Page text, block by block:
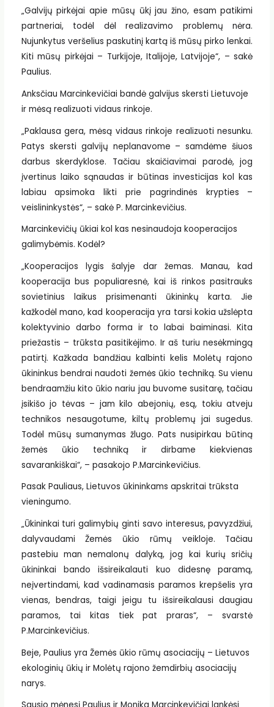
„Galvijų pirkėjai apie mūsų ūkį jau žino, esam patikimi
partneriai, todėl dėl realizavimo problemų nėra.
Nujunkytus veršelius paskutinį kartą iš mūsų pirko lenkai.
Kiti mūsų pirkėjai – Turkijoje, Italijoje, Latvijoje“, – sakė
Paulius.
Anksčiau Marcinkevičiai bandė galvijus skersti Lietuvoje
ir mėsą realizuoti vidaus rinkoje.
„Paklausa gera, mėsą vidaus rinkoje realizuoti nesunku.
Patys skersti galvijų neplanavome – samdėme šiuos
darbus skerdyklose. Tačiau skaičiavimai parodė, jog
įvertinus laiko sąnaudas ir būtinas investicijas kol kas
labiau apsimoka likti prie pagrindinės krypties –
veislininkystės“, – sakė P. Marcinkevičius.
Marcinkevičių ūkiai kol kas nesinaudoja kooperacijos
galimybėmis. Kodėl?
„Kooperacijos lygis šalyje dar žemas. Manau, kad
kooperacija bus populiaresnė, kai iš rinkos pasitrauks
sovietinius laikus prisimenanti ūkininkų karta. Jie
kažkodėl mano, kad kooperacija yra tarsi kokia užslėpta
kolektyvinio darbo forma ir to labai baiminasi. Kita
priežastis – trūksta pasitikėjimo. Ir aš turiu nesėkmingą
patirtį. Kažkada bandžiau kalbinti kelis Molėtų rajono
ūkininkus bendrai naudoti žemės ūkio techniką. Su vienu
bendraamžiu kito ūkio nariu jau buvome susitarę, tačiau
įsikišo jo tėvas – jam kilo abejonių, esą, tokiu atveju
technikos nesaugotume, kiltų problemų jai sugedus.
Todėl mūsų sumanymas žlugo. Pats nusipirkau būtiną
žemės ūkio techniką ir dirbame kiekvienas
savarankiškai“, – pasakojo P.Marcinkevičius.
Pasak Pauliaus, Lietuvos ūkininkams apskritai trūksta
vieningumo.
„Ūkininkai turi galimybių ginti savo interesus, pavyzdžiui,
dalyvaudami Žemės ūkio rūmų veikloje. Tačiau
pastebiu man nemalonų dalyką, jog kai kurių sričių
ūkininkai bando išsireikalauti kuo didesnę paramą,
neįvertindami, kad vadinamasis paramos krepšelis yra
vienas, bendras, taigi jeigu tu išsireikalausi daugiau
paramos, tai kitas tiek pat praras“, – svarstė
P.Marcinkevičius.
Beje, Paulius yra Žemės ūkio rūmų asociacijų – Lietuvos
ekologinių ūkių ir Molėtų rajono žemdirbių asociacijų
narys.